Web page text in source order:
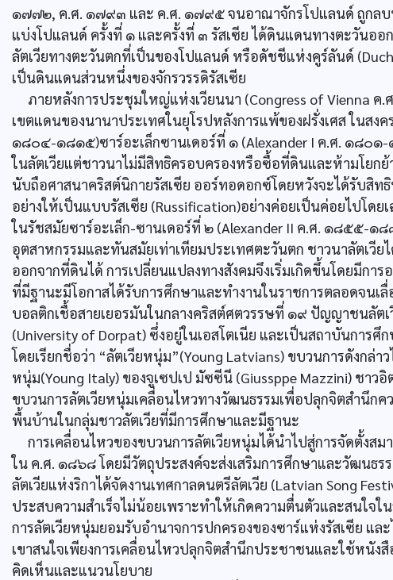
๑๗๗๒, ค.ศ. ๑๗๙๓ และ ค.ศ. ๑๗๙๕ จนอาณาจักรโปแลนด์ ถูกลบ
แบ่งโปแลนด์ ครั้งที่ ๑ และครั้งที่ ๓ รัสเซีย ได้ดินแดนทางตะวันออ
ลัตเวียทางตะวันตกที่เป็นของโปแลนด์ หรือดัชชีแห่งคูร์ลันด์
เป็นดินแดนส่วนหนึ่งของจักรวรรดิรัสเซีย
ภายหลังการประชุมใหญ่แห่งเวียนนา (Congress of Vienna
เขตแดนของนานาประเทศในยุโรปหลังการแพ้ของฝรั่งเศส ในสงค
๑๘๐๔-๑๘๑๕)ซาร์อะเล็กซานเดอร์ที่ ๑ (Alexander I ค.ศ. ๑๘๐
ในลัตเวียแต่ชาวนาไม่มีสิทธิครอบครองหรือซื้อที่ดินและห้ามโยก
นับถือศาสนาคริสต์นิกายรัสเซีย ออร์ทอดอกซ์โดยหวังจะได้รับสิท
อย่างให้เป็นแบบรัสเซีย (Russification)อย่างค่อยเป็นค่อยไปโด
ในรัชสมัยซาร์อะเล็ก-ซานเดอร์ที่ ๒ (Alexander II ค.ศ. ๑๘๕๕-๑
อุตสาหกรรมและทันสมัยเท่าเทียมประเทศตะวันตก ชาวนาลัตเวี
ออกจากที่ดินได้ การเปลี่ยนแปลงทางสังคมจึงเริ่มเกิดขึ้นโดยมีกา
ที่มีฐานะมีโอกาสได้รับการศึกษาและทำงานในราชการตลอดจนเ
บอลติกเชื้อสายเยอรมันในกลางคริสต์ศตวรรษที่ ๑๙ ปัญญาชนลั
(University of Dorpat) ซึ่งอยู่ในเอสโตเนีย และเป็นสถาบันการ
โดยเรียกชื่อว่า “ลัตเวียหนุ่ม”(Young Latvians) ขบวนการดังกล่
หนุ่ม(Young Italy) ของจูเซปเป มัซซีนี (Giussppe Mazzini) ชา
ขบวนการลัตเวียหนุ่มเคลื่อนไหวทางวัฒนธรรมเพื่อปลุกจิตสำนึก
พื้นบ้านในกลุ่มชาวลัตเวียที่มีการศึกษาและมีฐานะ
การเคลื่อนไหวของขบวนการลัตเวียหนุ่มได้นำไปสู่การจัดตั้งสม
ใน ค.ศ. ๑๘๖๘ โดยมีวัตถุประสงค์จะส่งเสริมการศึกษาและวัฒน
ลัตเวียแห่งริกาได้จัดงานเทศกาลดนตรีลัตเวีย (Latvian Song
ประสบความสำเร็จไม่น้อยเพราะทำให้เกิดความตื่นตัวและสนใ
การลัตเวียหนุ่มยอมรับอำนาจการปกครองของซาร์แห่งรัสเซีย แล
เขาสนใจเพียงการเคลื่อนไหวปลุกจิตสำนึกประชาชนและใช้หนัง
คิดเห็นและแนวนโยบาย